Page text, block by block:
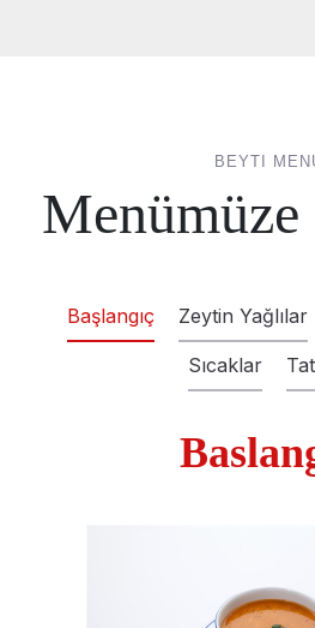
BEYTI
Menümüze
Başlangıç Zeytin Yağlılar
Sıcaklar